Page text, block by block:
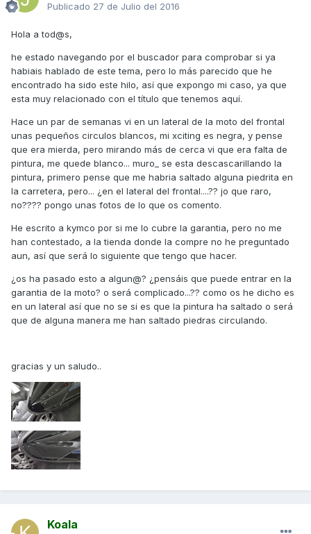
Publicado 27 de Julio del 2016
Hola a tod@s,
he estado navegando por el buscador para comprobar si ya
habiais hablado de este tema, pero lo más parecido que he
encontrado ha sido este hilo, así que expongo mi caso, ya que
esta muy relacionado con el título que tenemos aquí.
Hace un par de semanas vi en un lateral de la moto del frontal
unas pequeños circulos blancos, mi xciting es negra, y pense
que era mierda, pero mirando más de cerca vi que era falta de
pintura, me quede blanco... muro_ se esta descascarillando la
pintura, primero pense que me habria saltado alguna piedrita en
la carretera, pero... ¿en el lateral del frontal....?? jo que raro,
no???? pongo unas fotos de lo que os comento.
He escrito a kymco por si me lo cubre la garantia, pero no me
han contestado, a la tienda donde la compre no he preguntado
aun, así que será lo siguiente que tengo que hacer.
¿os ha pasado esto a algun@? ¿pensáis que puede entrar en la
garantia de la moto? o será complicado...?? como os he dicho es
en un lateral así que no se si es que la pintura ha saltado o será
que de alguna manera me han saltado piedras circulando.
gracias y un saludo..
Koala